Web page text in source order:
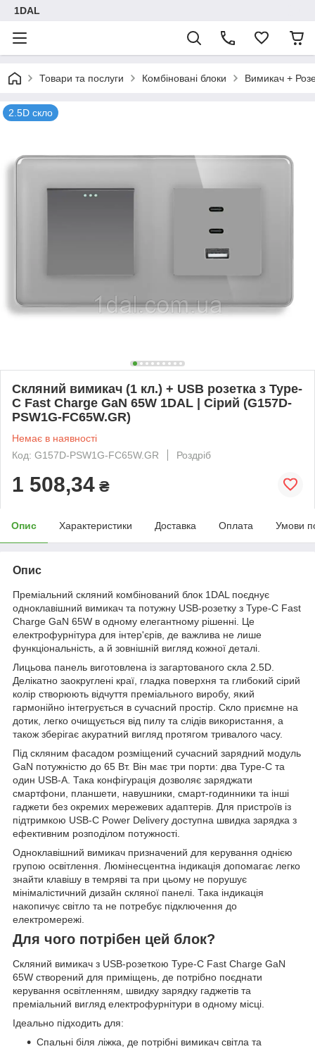
1DAL
Товари та послуги Комбіновані блоки Вимикач +
2.5D скло
Скляний вимикач (1 кл.) + USB розетка з Type-
C Fast Charge GaN 65W 1DAL | Сірий (G157D-
PSW1G-FC65W.GR)
Немає в наявності
Код: G157D-PSW1G-FC65W.GR
Роздріб
1 508,34 ₴
Опис Характеристики Доставка Оплата Умови
Опис
Преміальний скляний комбінований блок 1DAL поєднує
одноклавішний вимикач та потужну USB-розетку з Type-C Fast
Charge GaN 65W в одному елегантному рішенні. Це
електрофурнітура для інтер'єрів, де важлива не лише
функціональність, а й зовнішній вигляд кожної деталі.
Лицьова панель виготовлена із загартованого скла 2.5D.
Делікатно заокруглені краї, гладка поверхня та глибокий сірий
колір створюють відчуття преміального виробу, який
гармонійно інтегрується в сучасний простір. Скло приємне на
дотик, легко очищується від пилу та слідів використання, а
також зберігає акуратний вигляд протягом тривалого часу.
Під скляним фасадом розміщений сучасний зарядний модуль
GaN потужністю до 65 Вт. Він має три порти: два Type-C та
один USB-A. Така конфігурація дозволяє заряджати
смартфони, планшети, навушники, смарт-годинники та інші
гаджети без окремих мережевих адаптерів. Для пристроїв із
підтримкою USB-C Power Delivery доступна швидка зарядка з
ефективним розподілом потужності.
Одноклавішний вимикач призначений для керування однією
групою освітлення. Люмінесцентна індикація допомагає легко
знайти клавішу в темряві та при цьому не порушує
мінімалістичний дизайн скляної панелі. Така індикація
накопичує світло та не потребує підключення до
електромережі.
Для чого потрібен цей блок?
Скляний вимикач з USB-розеткою Type-C Fast Charge GaN
65W створений для приміщень, де потрібно поєднати
керування освітленням, швидку зарядку гаджетів та
преміальний вигляд електрофурнітури в одному місці.
Ідеально підходить для:
Спальні біля ліжка, де потрібні вимикач світла та